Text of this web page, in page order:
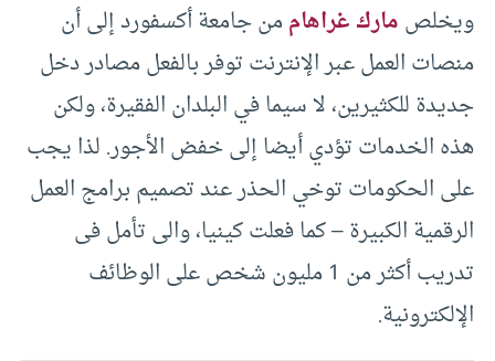
ويخلصمارك غراهاممن جامعة أكسفورد إلى أن
منصات العمل عبر الإنترنت توفر بالفعل مصادر دخل
جديدة للكثيرين، لا سيما في البلدان الفقيرة، ولكن
هذه الخدمات تؤدي أيضا إلى خفض الأجور. لذا يجب
على الحكومات توخي الحذر عند تصميم برامج العمل
الرقمية الكبيرة – كما فعلت كينيا، والى تأمل فى
تدريب أكثر من 1 مليون شخص على الوظائف
الإلكترونية.